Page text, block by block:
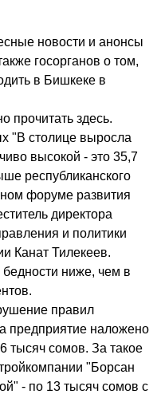
новости и анонсы
госорганов о том,
в Бишкеке в
прочитать здесь.
"В столице выросла
высокой - это 35,7
республиканского
форуме развития
директора
и политики
Канат Тилекеев.
ниже, чем в
правил
предприятие наложено
сомов. За такое
"Борсан
- по 13 тысяч сомов с